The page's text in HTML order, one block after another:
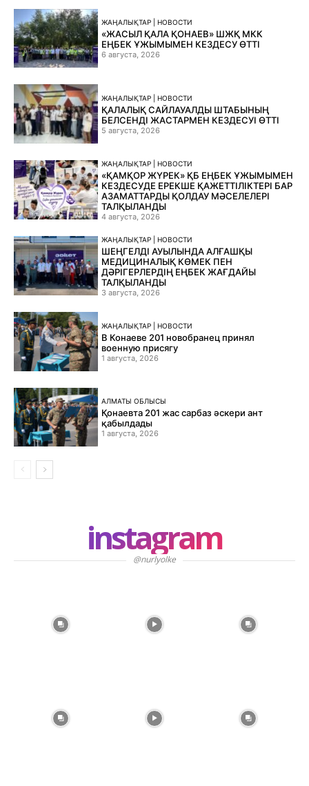
ЖАҢАЛЫҚТАР | НОВОСТИ
«ЖАСЫЛ ҚАЛА ҚОНАЕВ» ШЖҚ МКК
ЕҢБЕК ҰЖЫМЫМЕН КЕЗДЕСУ ӨТТІ
6 августа, 2026
ЖАҢАЛЫҚТАР | НОВОСТИ
ҚАЛАЛЫҚ САЙЛАУАЛДЫ ШТАБЫНЫҢ
БЕЛСЕНДІ ЖАСТАРМЕН КЕЗДЕСУІ ӨТТІ
5 августа, 2026
ЖАҢАЛЫҚТАР | НОВОСТИ
«ҚАМҚОР ЖҮРЕК» ҚБ ЕҢБЕК ҰЖЫМЫМЕН
КЕЗДЕСУДЕ ЕРЕКШЕ ҚАЖЕТТІЛІКТЕРІ БАР
АЗАМАТТАРДЫ ҚОЛДАУ МӘСЕЛЕЛЕРІ
ТАЛҚЫЛАНДЫ
4 августа, 2026
ЖАҢАЛЫҚТАР | НОВОСТИ
ШЕҢГЕЛДІ АУЫЛЫНДА АЛҒАШҚЫ
МЕДИЦИНАЛЫҚ КӨМЕК ПЕН
ДӘРІГЕРЛЕРДІҢ ЕҢБЕК ЖАҒДАЙЫ
ТАЛҚЫЛАНДЫ
3 августа, 2026
ЖАҢАЛЫҚТАР | НОВОСТИ
В Конаеве 201 новобранец принял
военную присягу
1 августа, 2026
АЛМАТЫ ОБЛЫСЫ
Қонаевта 201 жас сарбаз әскери ант
қабылдады
1 августа, 2026
instagram
@nurlyolke